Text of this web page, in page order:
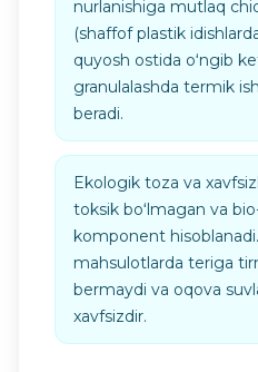
nurlanishiga mutlaq
(shaffof plastik
quyosh ostida oʻngib
granulalashda termik
beradi.
Ekologik toza va
toksik boʻlmagan va
komponent
mahsulotlarda teriga
bermaydi va oqova
xavfsizdir.